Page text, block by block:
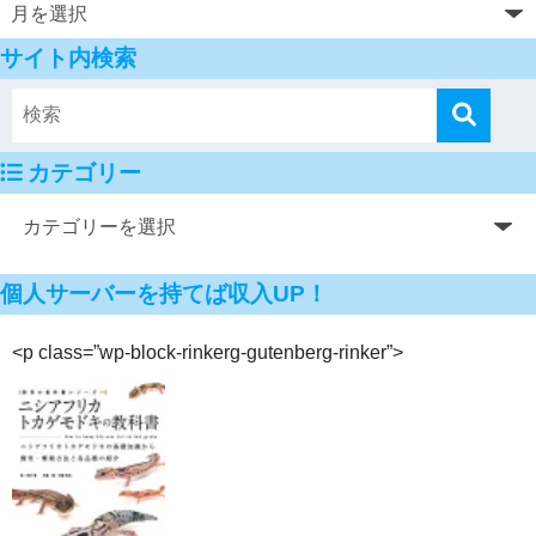
サイト内検索
カテゴリー
個人サーバーを持てば収入UP！
<p class=”wp-block-rinkerg-gutenberg-rinker”>